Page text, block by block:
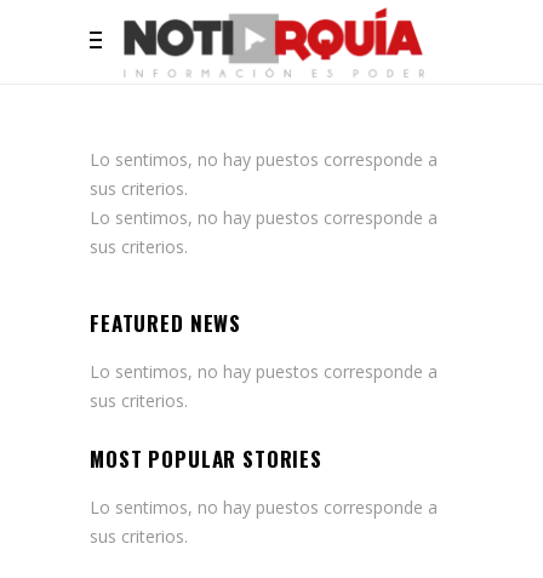
Lo sentimos, no hay puestos corresponde a
sus criterios.
Lo sentimos, no hay puestos corresponde a
sus criterios.
FEATURED NEWS
Lo sentimos, no hay puestos corresponde a
sus criterios.
MOST POPULAR STORIES
Lo sentimos, no hay puestos corresponde a
sus criterios.